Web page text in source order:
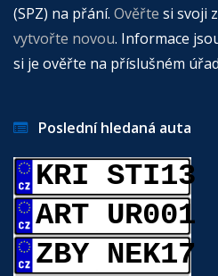
(SPZ) na přání. Ověřte si svoji
vytvořte novou. Informace
si je ověřte na příslušném
Poslední hledaná auta
KRI STI13
ART UR001
ZBY NEK17